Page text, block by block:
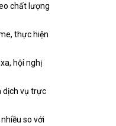
chất lượng
thực hiện
hội nghị
dịch vụ trực
so với